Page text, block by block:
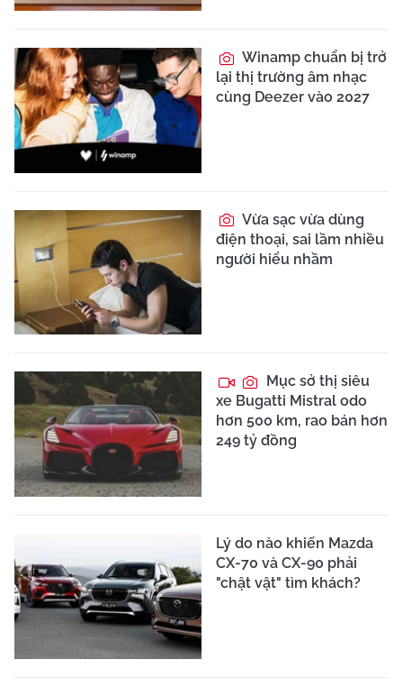
Winamp chuẩn bị trở
lại thị trường âm nhạc
cùng Deezer vào 2027
Vừa sạc vừa dùng
điện thoại, sai lầm nhiều
người hiểu nhầm
Mục sở thị siêu
xe Bugatti Mistral odo
hơn 500 km, rao bán hơn
249 tỷ đồng
Lý do nào khiến Mazda
CX-70 và CX-90 phải
"chật vật" tìm khách?